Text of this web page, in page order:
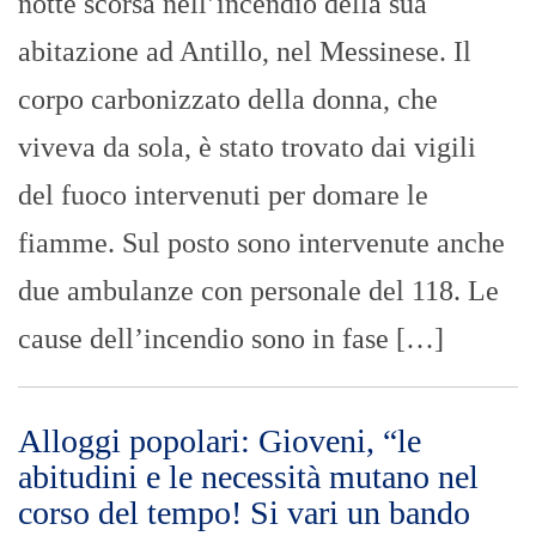
abitazione ad Antillo, nel Messinese. Il
corpo carbonizzato della donna, che
viveva da sola, è stato trovato dai vigili
del fuoco intervenuti per domare le
fiamme. Sul posto sono intervenute anche
due ambulanze con personale del 118. Le
cause dell’incendio sono in fase […]
Alloggi popolari: Gioveni, “le
abitudini e le necessità mutano nel
corso del tempo! Si vari un bando